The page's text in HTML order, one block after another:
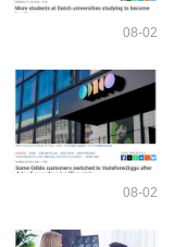
08-02
08-02